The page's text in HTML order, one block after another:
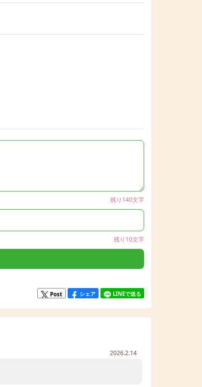
残り140文字
残り10文字
Post シェア LINEで送る
2026.2.14